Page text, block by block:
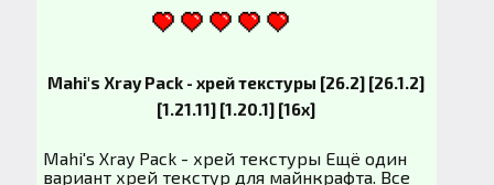
Mahi's Xray Pack - хрей текстуры [26.2] [26.1.2]
[1.21.11] [1.20.1] [16x]
Mahi's Xray Pack - хрей текстуры Ещё один
вариант хрей текстур для майнкрафта. Все